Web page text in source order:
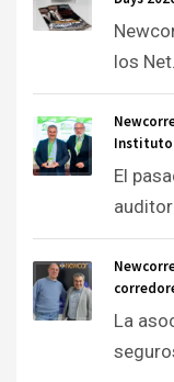
los
Instituto
El
La